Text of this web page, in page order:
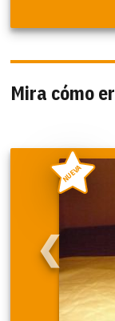
Mira cómo
❮
NUEVA